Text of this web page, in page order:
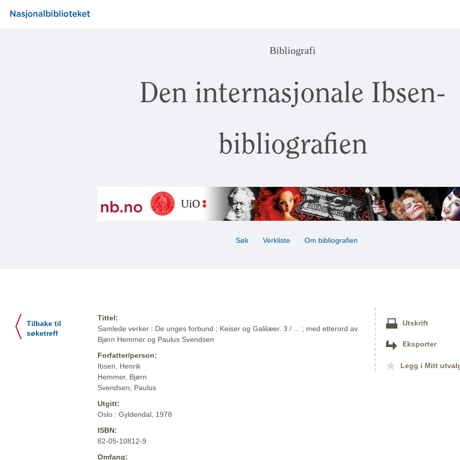
Bibliografi
Den internasjonale Ibsen-
bibliografien
Søk Verkliste Om bibliografien
Tilbake til
søketreff
Tittel:
Samlede verker : De unges forbund ; Keiser og Galilæer. 3 / ... ; med etterord av
Bjørn Hemmer og Paulus Svendsen
Forfatter/person:
Ibsen, Henrik
Hemmer, Bjørn
Svendsen, Paulus
Utgitt:
Oslo : Gyldendal, 1978
ISBN:
82-05-10812-9
Omfang:
Utskrift
Eksporter
Legg i Mitt